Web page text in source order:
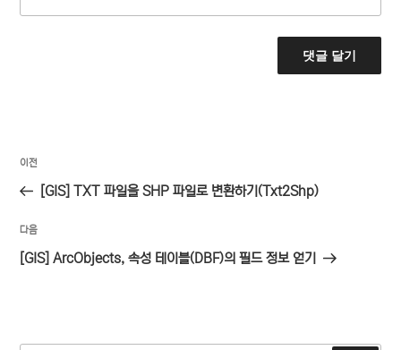
글
색
이
전
이전
[GIS] TXT 파일을 SHP 파일로 변환하기(Txt2Shp)
다
음
다음
[GIS] ArcObjects, 속성 테이블(DBF)의 필드 정보 얻기